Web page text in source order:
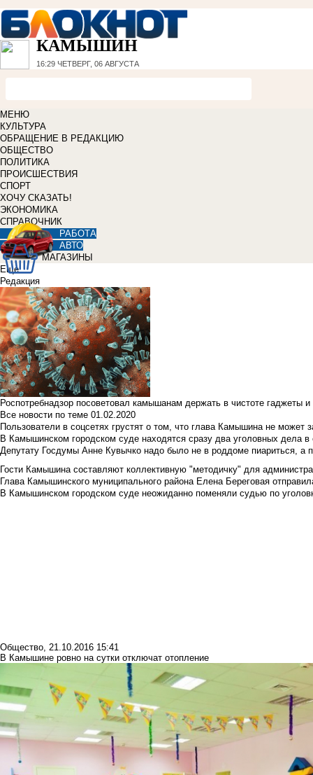
КАМЫШИН
16:29 ЧЕТВЕРГ, 06 АВГУСТА
МЕНЮ
КУЛЬТУРА
ОБРАЩЕНИЕ В РЕДАКЦИЮ
ОБЩЕСТВО
ПОЛИТИКА
ПРОИСШЕСТВИЯ
СПОРТ
ХОЧУ СКАЗАТЬ!
ЭКОНОМИКА
СПРАВОЧНИК
РАБОТА
АВТО
МАГАЗИНЫ
Еще
Редакция
Роспотребнадзор посоветовал камышанам держать в чистоте гаджеты
Все новости по теме 01.02.2020
Пользователи в соцсетях грустят о том, что глава Камышина не может
В Камышинском городском суде находятся сразу два уголовных дела
Депутату Госдумы Анне Кувычко надо было не в роддоме пиариться, а
Гости Камышина составляют коллективную "методичку" для
Глава Камышинского муниципального района Елена Береговая
В Камышинском городском суде неожиданно поменяли судью по
Общество, 21.10.2016 15:41
В Камышине ровно на сутки отключат отопление